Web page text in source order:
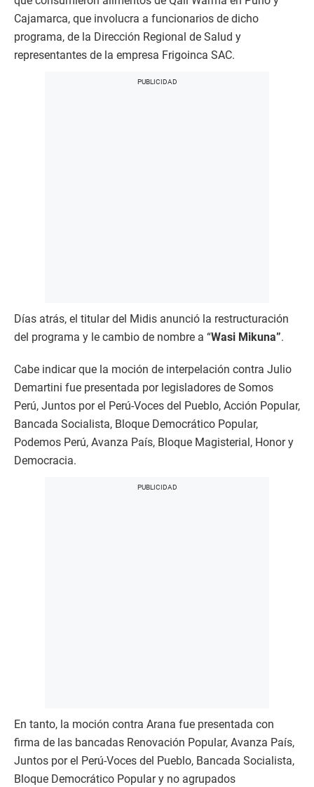
Cajamarca, que involucra a funcionarios de dicho
programa, de la Dirección Regional de Salud y
representantes de la empresa Frigoinca SAC.
Días atrás, el titular del Midis anunció la restructuración
del programa y le cambio de nombre a “Wasi Mikuna”.
Cabe indicar que la moción de interpelación contra Julio
Demartini fue presentada por legisladores de Somos
Perú, Juntos por el Perú-Voces del Pueblo, Acción Popular,
Bancada Socialista, Bloque Democrático Popular,
Podemos Perú, Avanza País, Bloque Magisterial, Honor y
Democracia.
En tanto, la moción contra Arana fue presentada con
firma de las bancadas Renovación Popular, Avanza País,
Juntos por el Perú-Voces del Pueblo, Bancada Socialista,
Bloque Democrático Popular y no agrupados